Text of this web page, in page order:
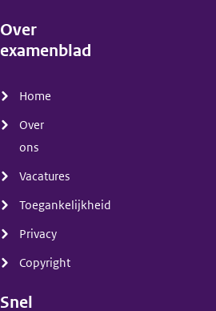
Over
examenblad
Home
Over
ons
Vacatures
Toegankelijkheid
Privacy
Copyright
Snel